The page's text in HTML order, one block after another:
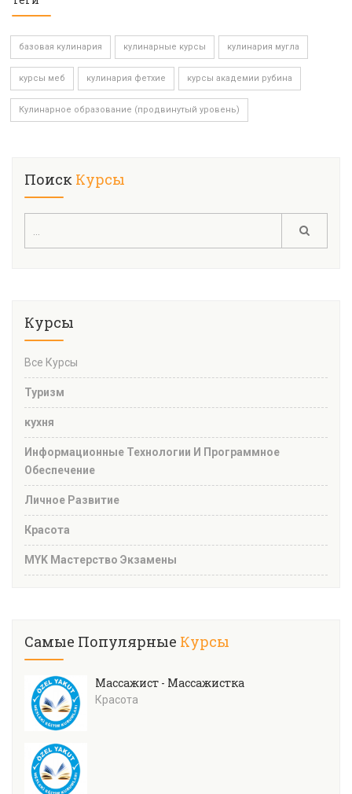
базовая кулинария кулинарные курсы кулинария мугла
курсы меб кулинария фетхие курсы академии рубина
Кулинарное образование (продвинутый уровень)
Поиск Курсы
Курсы
Все Курсы
Туризм
кухня
Информационные Технологии И Программное
Обеспечение
Личное Развитие
Красота
MYK Мастерство Экзамены
Самые Популярные Курсы
Массажист - Массажистка
Красота